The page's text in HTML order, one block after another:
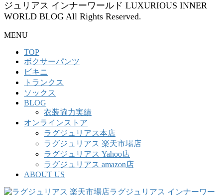
ジュリアス インナーワールド LUXURIOUS INNER
WORLD BLOG All Rights Reserved.
MENU
TOP
ボクサーパンツ
ビキニ
トランクス
ソックス
BLOG
衣装協力実績
オンラインストア
ラグジュリアス本店
ラグジュリアス 楽天市場店
ラグジュリアス Yahoo店
ラグジュリアス amazon店
ABOUT US
ラグジュリアス インナーワー